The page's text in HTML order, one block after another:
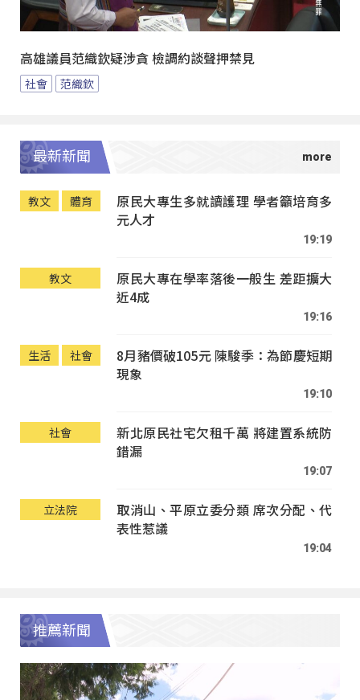
高雄議員范織欽疑涉貪 檢調約談聲押禁見
社會 范織欽
最新新聞
教文 體育
原民大專生多就讀護理 學者籲培育多
元人才
19:19
教文
原民大專在學率落後一般生 差距擴大
近4成
19:16
生活 社會
8月豬價破105元 陳駿季：為節慶短期
現象
19:10
社會
新北原民社宅欠租千萬 將建置系統防
錯漏
19:07
立法院
取消山、平原立委分類 席次分配、代
表性惹議
19:04
推薦新聞